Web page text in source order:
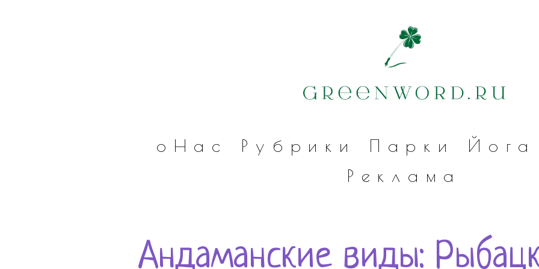
оНас Рубрики Парки
Йога
Реклама
Андаманские виды: